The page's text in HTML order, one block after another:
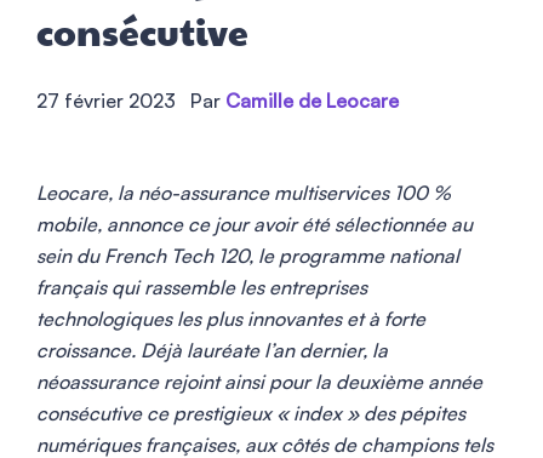
consécutive
27 février 2023 Par Camille de Leocare
Leocare, la néo-assurance multiservices 100 %
mobile, annonce ce jour avoir été sélectionnée au
sein du French Tech 120, le programme national
français qui rassemble les entreprises
technologiques les plus innovantes et à forte
croissance. Déjà lauréate l’an dernier, la
néoassurance rejoint ainsi pour la deuxième année
consécutive ce prestigieux « index » des pépites
numériques françaises, aux côtés de champions tels